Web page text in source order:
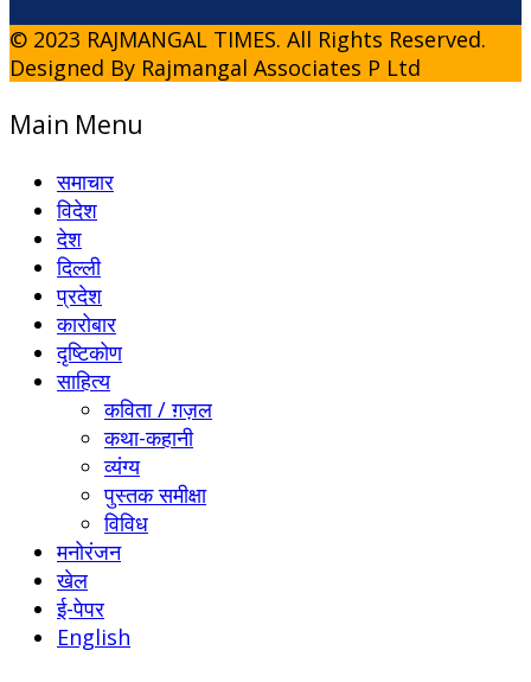
© 2023 RAJMANGAL TIMES. All Rights Reserved.
Designed By Rajmangal Associates P Ltd
Main Menu
समाचार
विदेश
देश
दिल्ली
प्रदेश
कारोबार
दृष्टिकोण
साहित्य
कविता / ग़ज़ल
कथा-कहानी
व्यंग्य
पुस्तक समीक्षा
विविध
मनोरंजन
खेल
ई-पेपर
English